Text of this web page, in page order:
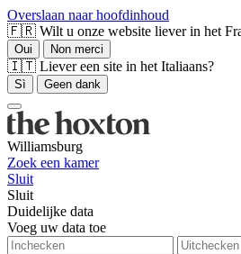
Overslaan naar hoofdinhoud
🇫🇷 Wilt u onze website liever in het
Oui Non merci
🇮🇹 Liever een site in het Italiaans?
Sì Geen dank
Williamsburg
Zoek een kamer
Sluit
Sluit
Duidelijke data
Voeg uw data toe